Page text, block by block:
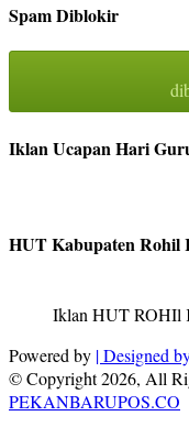
Spam Diblokir
Iklan Ucapan Hari
HUT Kabupaten Rohil
Iklan HUT ROHIl
Powered by | Designed
© Copyright 2026, All
PEKANBARUPOS.CO